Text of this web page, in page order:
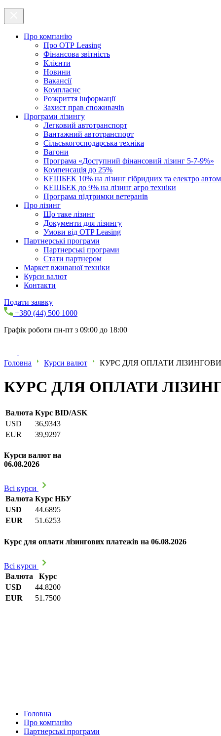
Про компанію
Про ОТР Leasing
Фінансова звітність
Клієнти
Новини
Вакансії
Комплаєнс
Розкриття інформації
Захист прав споживачів
Програми лізингу
Легковий автотранспорт
Вантажний автотранспорт
Cільськогосподарська техніка
Вагони
Програма «Доступний фінансовий лізинг 5-7-9%»
Компенсація до 25%
КЕШБЕК 10% на лізинг гібридних та електро
КЕШБЕК до 9% на лізинг агро техніки
Програма підтримки ветеранів
Про лізинг
Що таке лізинг
Документи для лізингу
Умови від OTP Leasing
Партнерські програми
Партнерські програми
Стати партнером
Маркет вживаної техніки
Курси валют
Контакти
Подати заявку
+380 (44) 500 1000
Графік роботи пн-пт з 09:00 до 18:00
Головна Курси валют КУРС ДЛЯ ОПЛАТИ
КУРС ДЛЯ ОПЛАТИ
Валюта Курс BID/ASK
USD
36,9343
EUR
39,9297
Курси валют на
06.08.2026
Всі курси
Валюта Курс НБУ
USD
44.6895
EUR
51.6253
Курс для оплати лізингових платежів на 06.08.2026
Всі курси
Валюта
Курс
USD
44.8200
EUR
51.7500
Головна
Про компанію
Партнерські програми